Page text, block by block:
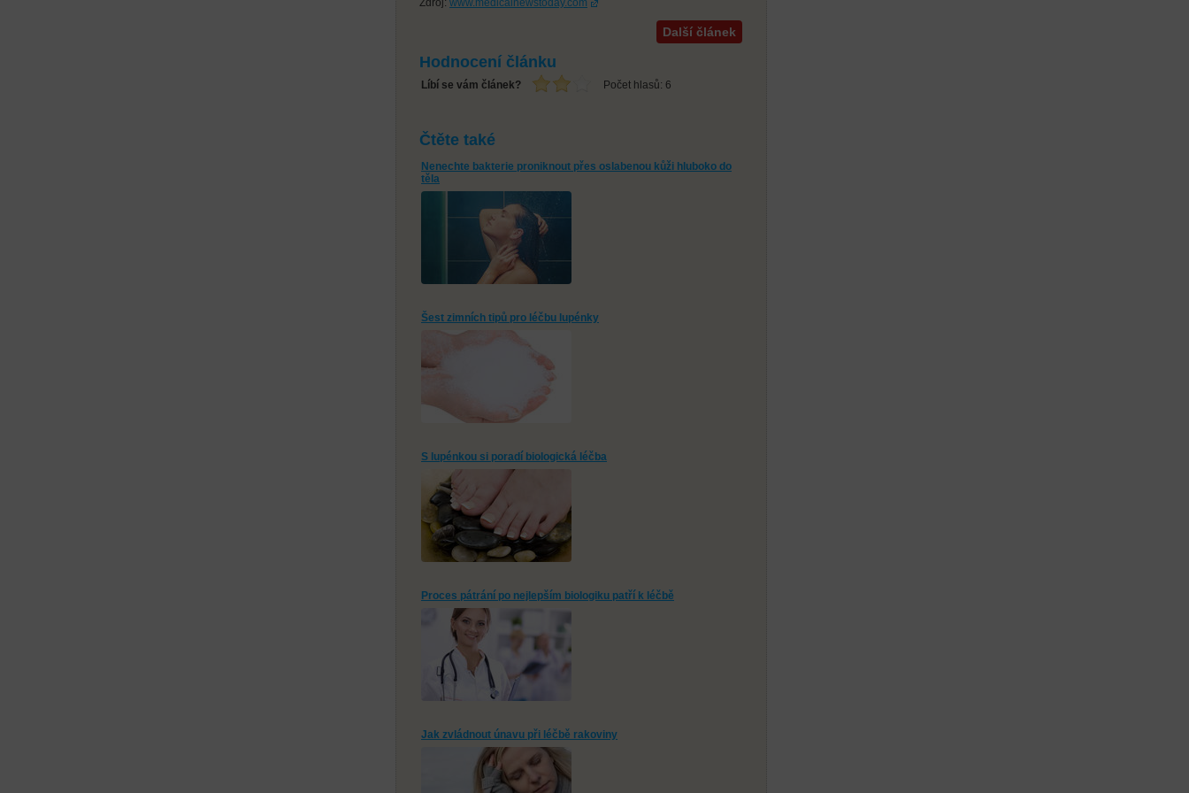
Zdroj: www.medicalnewstoday.com
Další článek
Hodnocení článku
Líbí se vám článek? Počet hlasů: 6
Čtěte také
Nenechte bakterie proniknout přes oslabenou kůži hluboko do
těla
Šest zimních tipů pro léčbu lupénky
S lupénkou si poradí biologická léčba
Proces pátrání po nejlepším biologiku patří k léčbě
Jak zvládnout únavu při léčbě rakoviny